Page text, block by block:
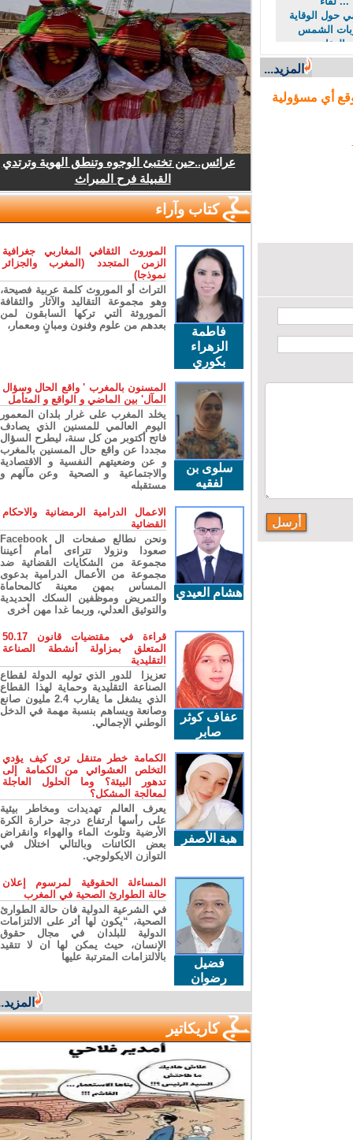
الوقاية
الشمس
المزيد...
أي مسؤولية
عرائس..حين تختبئ الوجوه وتنطق الهوية وترتدي
القبيلة فرح الميراث
كتاب وآراء
فاطمة
الزهراء
بكوري
الموروث الثقافي المغاربي جغرافية
الزمن المتجدد (المغرب والجزائر
نموذجا)
التراث أو الموروث كلمة عربية فصيحة،
وهو مجموعة التقاليد والآثار والثقافة
الموروثة التي تركها السابقون لمن
بعدهم من علوم وفنون ومبانٍ ومعمار،
سلوى بن
لفقيه
المسنون بالمغرب ' واقع الحال وسؤال
المآل' بين الماضي و الواقع و المتأمل
يخلد المغرب على غرار بلدان المعمور
اليوم العالمي للمسنين الذي يصادف
فاتح أكتوبر من كل سنة، ليطرح السؤال
مجددا عن واقع حال المسنين بالمغرب
و عن وضعيتهم النفسية و الاقتصادية
والاجتماعية و الصحية وعن مآلهم و
مستقبله
هشام العيدي
الاعمال الدرامية الرمضانية والاحكام
القضائية
ونحن نطالع صفحات ال Facebook
صعودا ونزولا تتراءى أمام أعيننا
مجموعة من الشكايات القضائية ضد
مجموعة من الأعمال الدرامية بدعوى
المساس بمهن معينة كالمحاماة
والتمريض وموظفين السكك الحديدية
والتوثيق العدلي، وربما غدا مهن أخرى
عفاف كوثر
صابر
قراءة في مقتضيات قانون 50.17
المتعلق بمزاولة أنشطة الصناعة
التقليدية
تعزيزا للدور الذي توليه الدولة لقطاع
الصناعة التقليدية وحماية لهذا القطاع
الذي يشغل ما يقارب 2.4 مليون صانع
وصانعة ويساهم بنسبة مهمة في الدخل
الوطني الإجمالي.
هبة الأصفر
الكمامة خطر متنقل ترى كيف يؤدي
التخلص العشوائي من الكمامة إلى
تدهور البيئة؟ وما الحلول العاجلة
لمعالجة المشكل؟
يعرف العالم تهديدات ومخاطر بيئية
على رأسها ارتفاع درجة حرارة الكرة
الأرضية وتلوث الماء والهواء وانقراض
بعض الكائنات وبالتالي اختلال في
التوازن الايكولوجي.
فضيل
رضوان
المساءلة الحقوقية لمرسوم إعلان
حالة الطوارئ الصحية في المغرب
في الشرعية الدولية فان حالة الطوارئ
الصحية، “يكون لها أثر على الالتزامات
الدولية للبلدان في مجال حقوق
الإنسان، حيث يمكن لها ان لا تتقيد
بالالتزامات المترتبة عليها
المزيد...
كاريكاتير